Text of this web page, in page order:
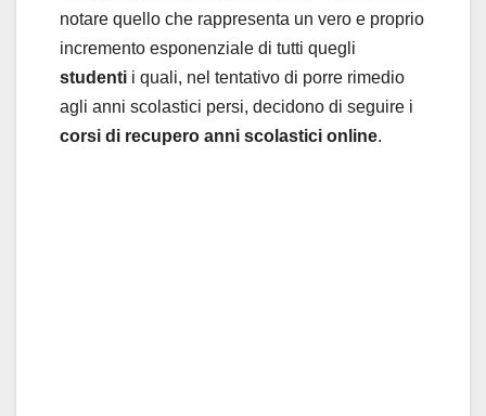
notare quello che rappresenta un vero e proprio
incremento esponenziale di tutti quegli
studenti i quali, nel tentativo di porre rimedio
agli anni scolastici persi, decidono di seguire i
corsi di recupero anni scolastici online.